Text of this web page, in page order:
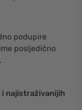
podupire
posljedično
.
i najistraživanijih